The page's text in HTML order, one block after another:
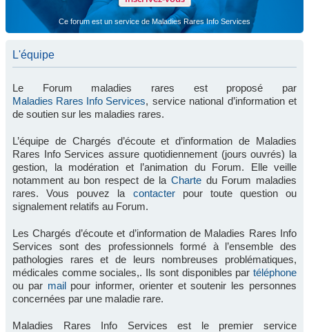
Ce forum est un service de Maladies Rares Info Services
L'équipe
Le Forum maladies rares est proposé par
Maladies Rares Info Services, service national d’information et
de soutien sur les maladies rares.
L’équipe de Chargés d’écoute et d’information de Maladies
Rares Info Services assure quotidiennement (jours ouvrés) la
gestion, la modération et l’animation du Forum. Elle veille
notamment au bon respect de la Charte du Forum maladies
rares. Vous pouvez la contacterpour toute question ou
signalement relatifs au Forum.
Les Chargés d’écoute et d’information de Maladies Rares Info
Services sont des professionnels formé à l’ensemble des
pathologies rares et de leurs nombreuses problématiques,
médicales comme sociales,. Ils sont disponibles par téléphone
ou par mailpour informer, orienter et soutenir les personnes
concernées par une maladie rare.
Maladies Rares Info Services est le premier service